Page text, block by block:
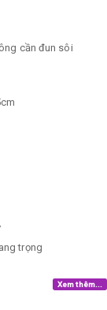
cần đun sôi
trọng
Xem thêm...